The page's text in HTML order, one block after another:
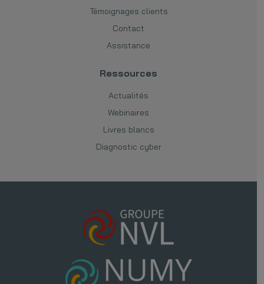
Témoignages clients
Contact
Assistance
Ressources
Actualités
Webinaires
Livres blancs
Diagnostic cyber